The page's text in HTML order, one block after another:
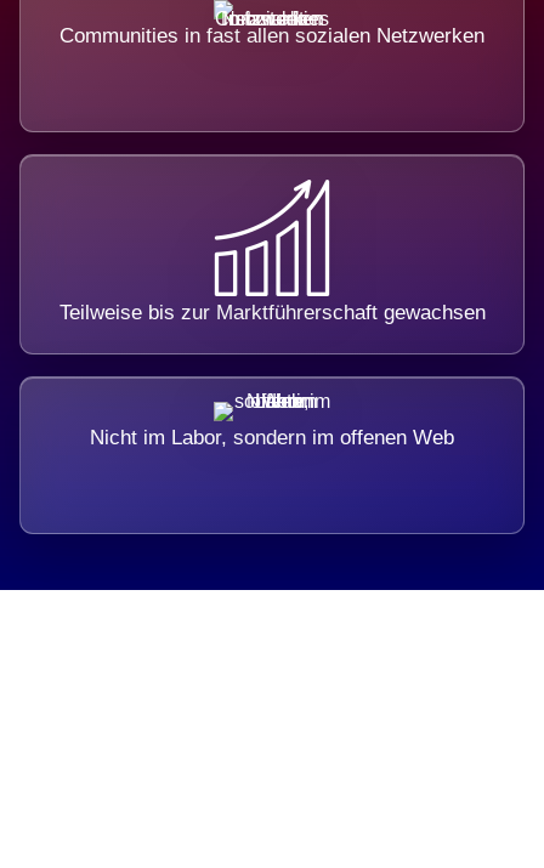
Communities in fast allen sozialen Netzwerken
Teilweise bis zur Marktführerschaft gewachsen
Nicht im Labor, sondern im offenen Web